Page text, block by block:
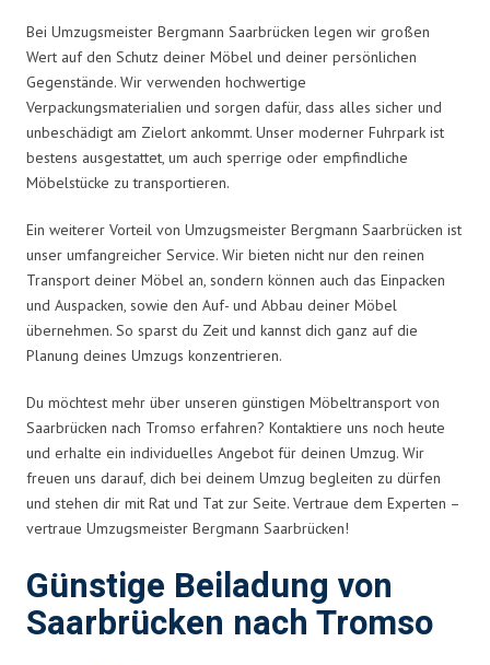
Bei Umzugsmeister Bergmann Saarbrücken legen wir großen
Wert auf den Schutz deiner Möbel und deiner persönlichen
Gegenstände. Wir verwenden hochwertige
Verpackungsmaterialien und sorgen dafür, dass alles sicher und
unbeschädigt am Zielort ankommt. Unser moderner Fuhrpark ist
bestens ausgestattet, um auch sperrige oder empfindliche
Möbelstücke zu transportieren.
Ein weiterer Vorteil von Umzugsmeister Bergmann Saarbrücken ist
unser umfangreicher Service. Wir bieten nicht nur den reinen
Transport deiner Möbel an, sondern können auch das Einpacken
und Auspacken, sowie den Auf- und Abbau deiner Möbel
übernehmen. So sparst du Zeit und kannst dich ganz auf die
Planung deines Umzugs konzentrieren.
Du möchtest mehr über unseren günstigen Möbeltransport von
Saarbrücken nach Tromso erfahren? Kontaktiere uns noch heute
und erhalte ein individuelles Angebot für deinen Umzug. Wir
freuen uns darauf, dich bei deinem Umzug begleiten zu dürfen
und stehen dir mit Rat und Tat zur Seite. Vertraue dem Experten –
vertraue Umzugsmeister Bergmann Saarbrücken!
Günstige Beiladung von
Saarbrücken nach Tromso